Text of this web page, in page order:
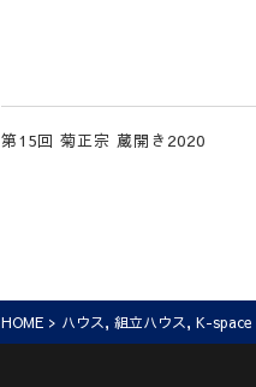
第15回 菊正宗 蔵開き2020
HOME > ハウス, 組立ハウス, K-space